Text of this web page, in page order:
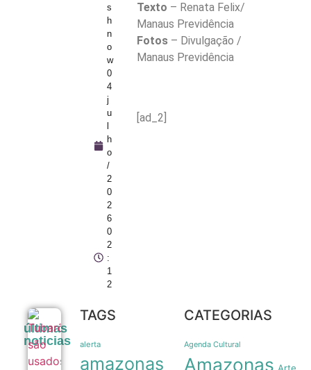
s
h
n
o
w
0
4
j
u
h
o
/
2
0
2
6
0
2
:
1
2
Texto – Renata Felix/
Manaus Previdência
Fotos– Divulgação /
Manaus Previdência
[ad_2]
últimas
noticias
Tubarões
como
móveis
TAGS
alerta
amazonas
CATEGORIAS
Agenda Cultural
Amazonas